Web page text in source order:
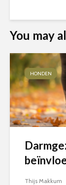
You may
HONDEN
Thijs Makkum